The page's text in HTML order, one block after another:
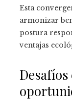
Esta
armonizar
postura
ventajas